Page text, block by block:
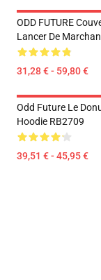
ODD FUTURE
Lancer De
31,28 € - 59,80 €
Odd Future Le
Hoodie RB2709
39,51 € - 45,95 €